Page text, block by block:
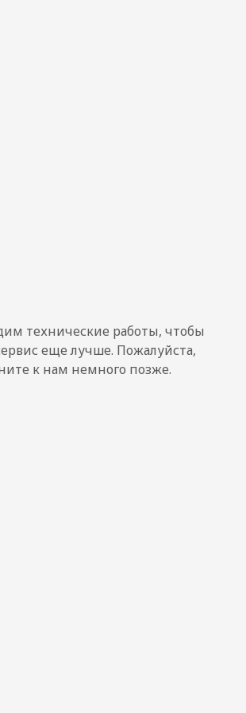
технические работы, чтобы
еще лучше. Пожалуйста,
к нам немного позже.